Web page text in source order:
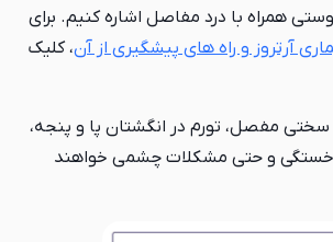
همراه با درد مفاصل اشاره کنیم. برای
آرتروز و راه های پیشگیری از آن، کلیک
سختی مفصل، تورم در انگشتان پا و پنجه،
خستگی و حتی مشکلات چشمی خواهند